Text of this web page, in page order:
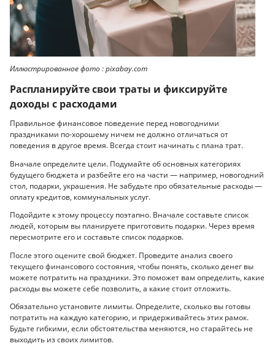
Иллюстрированное фото : pixabay.com
Распланируйте свои траты и фиксируйте
доходы с расходами
Правильное финансовое поведение перед новогодними
праздниками по-хорошему ничем не должно отличаться от
поведения в другое время. Всегда стоит начинать с плана трат.
Вначале определите цели. Подумайте об основных категориях
будущего бюджета и разбейте его на части — например, новогодний
стол, подарки, украшения. Не забудьте про обязательные расходы —
оплату кредитов, коммунальных услуг.
Подойдите к этому процессу поэтапно. Вначале составьте список
людей, которым вы планируете приготовить подарки. Через время
пересмотрите его и составьте список подарков.
После этого оцените свой бюджет. Проведите анализ своего
текущего финансового состояния, чтобы понять, сколько денег вы
можете потратить на праздники. Это поможет вам определить, какие
расходы вы можете себе позволить, а какие стоит отложить.
Обязательно установите лимиты. Определите, сколько вы готовы
потратить на каждую категорию, и придерживайтесь этих рамок.
Будьте гибкими, если обстоятельства меняются, но старайтесь не
выходить из своих лимитов.